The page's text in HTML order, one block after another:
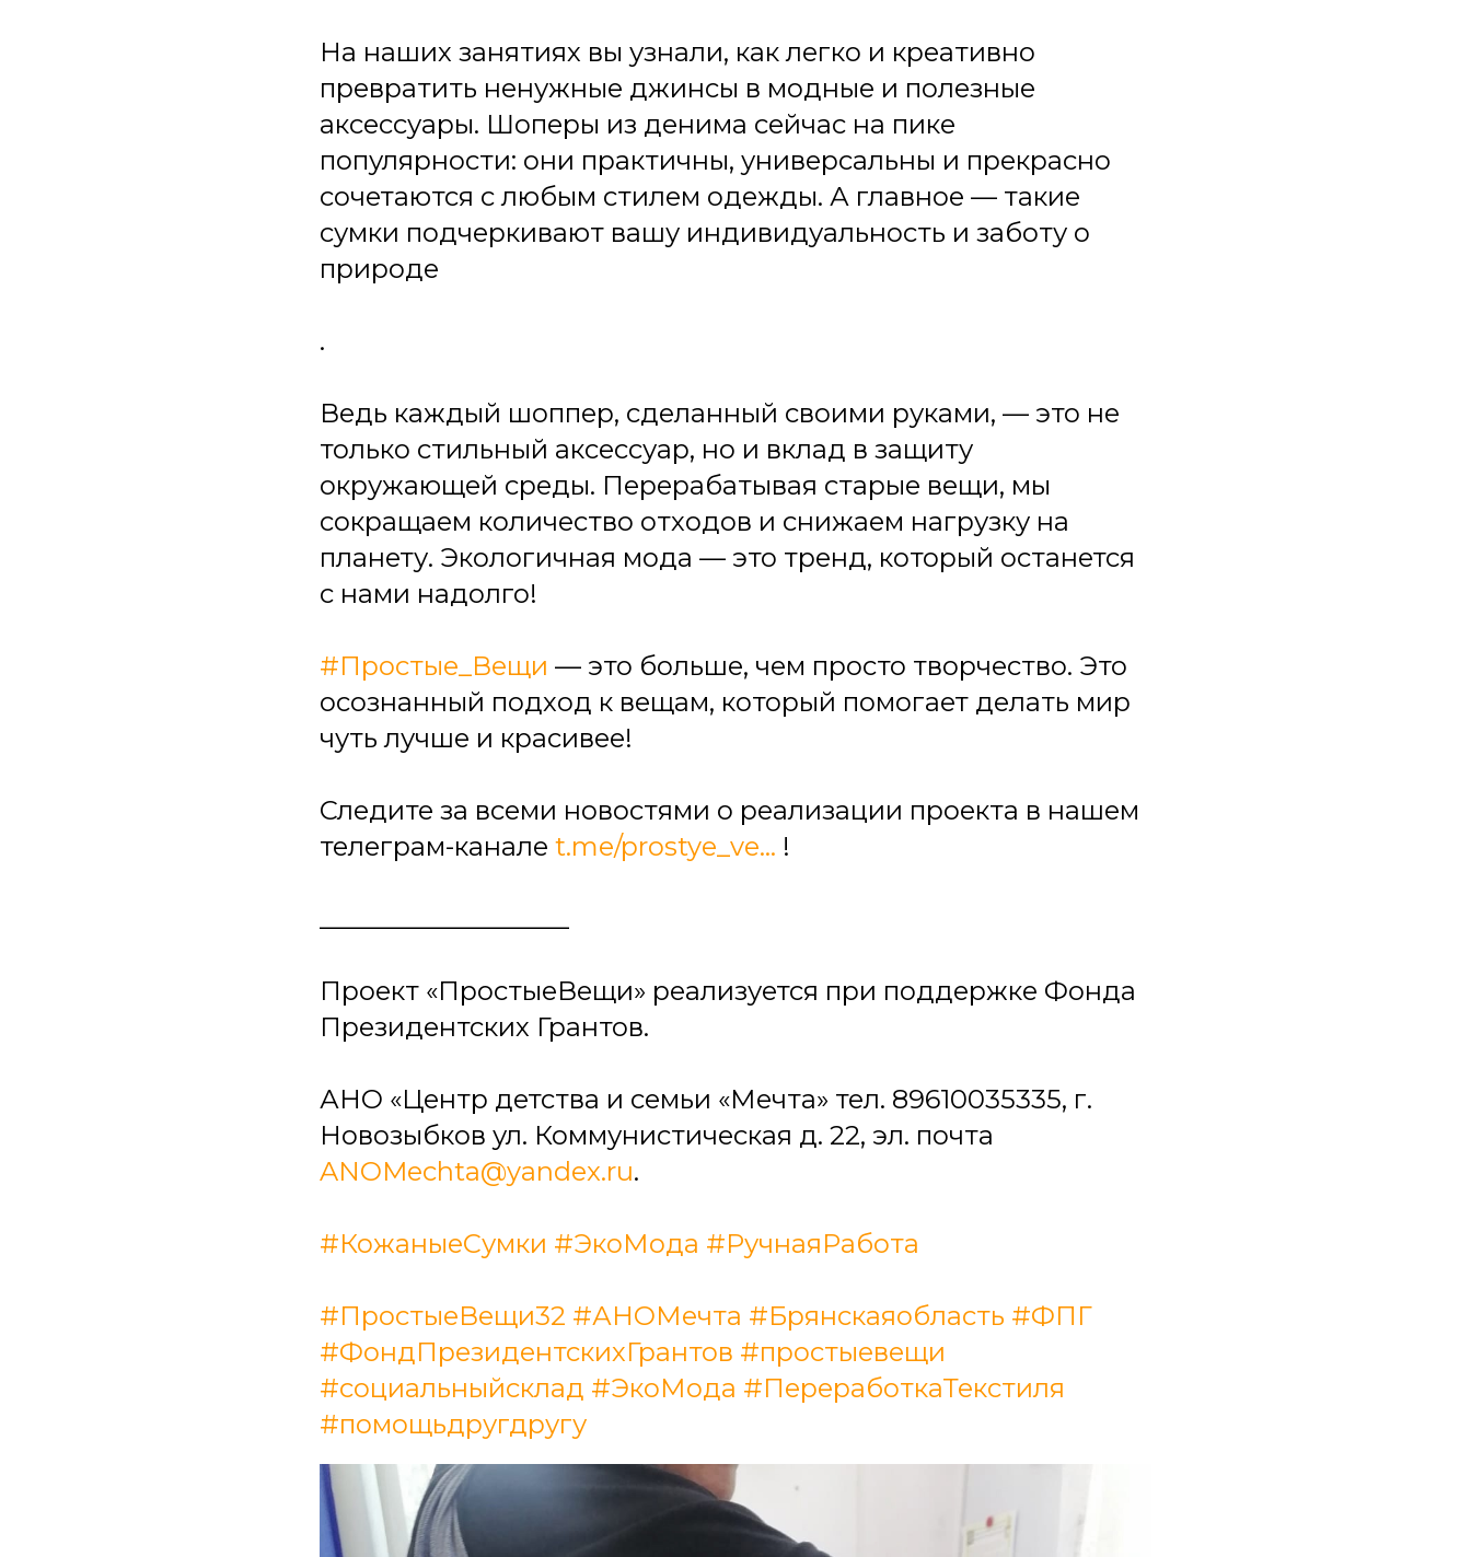
На наших занятиях вы узнали, как легко и креативно
превратить ненужные джинсы в модные и полезные
аксессуары. Шоперы из денима сейчас на пике
популярности: они практичны, универсальны и прекрасно
сочетаются с любым стилем одежды. А главное — такие
сумки подчеркивают вашу индивидуальность и заботу о
природе
.
Ведь каждый шоппер, сделанный своими руками, — это не
только стильный аксессуар, но и вклад в защиту
окружающей среды. Перерабатывая старые вещи, мы
сокращаем количество отходов и снижаем нагрузку на
планету. Экологичная мода — это тренд, который останется
с нами надолго!
#Простые_Вещи — это больше, чем просто творчество. Это
осознанный подход к вещам, который помогает делать мир
чуть лучше и красивее!
Следите за всеми новостями о реализации проекта в нашем
телеграм-канале t.me/prostye_ve... !
___________________
Проект «ПростыеВещи» реализуется при поддержке Фонда
Президентских Грантов.
АНО «Центр детства и семьи «Мечта» тел. 89610035335, г.
Новозыбков ул. Коммунистическая д. 22, эл. почта
ANOMechta@yandex.ru.
#КожаныеСумки #ЭкоМода #РучнаяРабота
#ПростыеВещи32 #АНОМечта #Брянскаяобласть #ФПГ
#ФондПрезидентскихГрантов #простыевещи
#социальныйсклад #ЭкоМода #ПереработкаТекстиля
#помощьдругдругу